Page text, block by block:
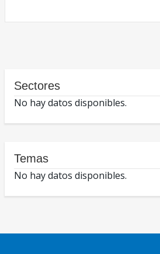
Sectores
No hay datos disponibles.
Temas
No hay datos disponibles.